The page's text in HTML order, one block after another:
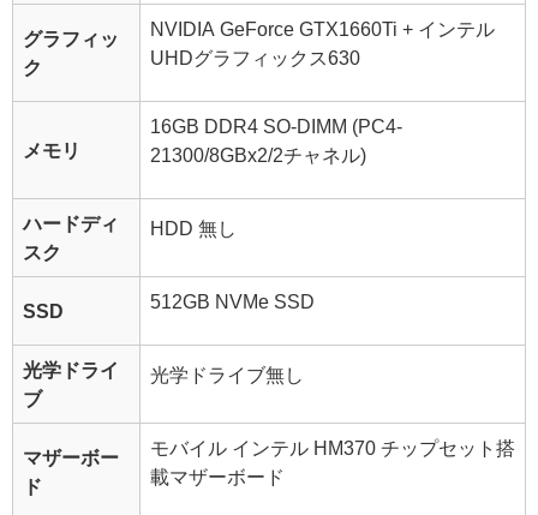
グラフィッ
ク
NVIDIA GeForce GTX1660Ti + インテル
UHDグラフィックス630
メモリ
16GB DDR4 SO-DIMM (PC4-
21300/8GBx2/2チャネル)
ハードディ
スク
HDD 無し
SSD 512GB NVMe SSD
光学ドライ
ブ
光学ドライブ無し
マザーボー
ド
モバイル インテル HM370 チップセット搭
載マザーボード